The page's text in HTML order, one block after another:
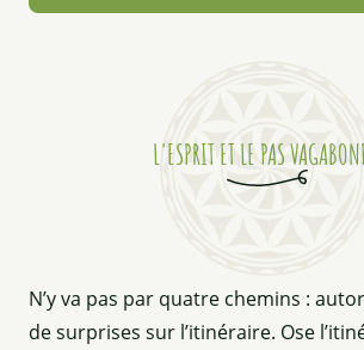
L'ESPRIT ET LE PAS
N’y va pas par quatre chemins :
de surprises sur l’itinéraire. Ose